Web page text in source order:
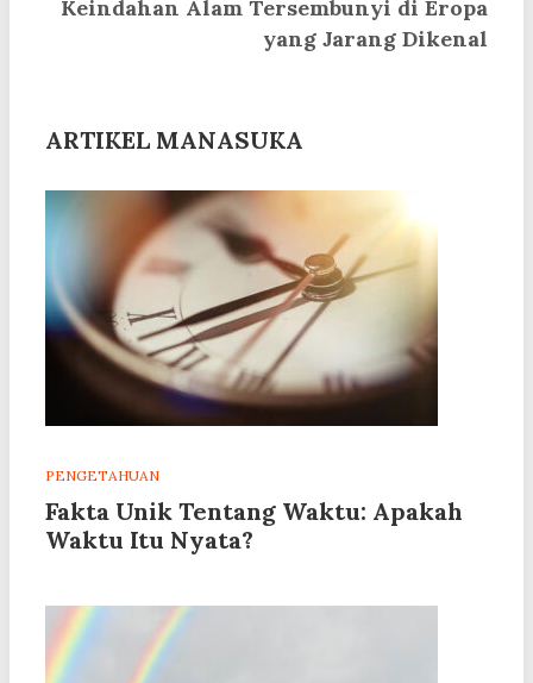
Keindahan Alam Tersembunyi di Eropa
yang Jarang Dikenal
ARTIKEL MANASUKA
PENGETAHUAN
Fakta Unik Tentang Waktu: Apakah
Waktu Itu Nyata?